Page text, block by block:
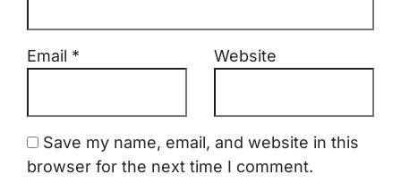
Email * Website
Save my name, email, and website in this
browser for the next time I comment.